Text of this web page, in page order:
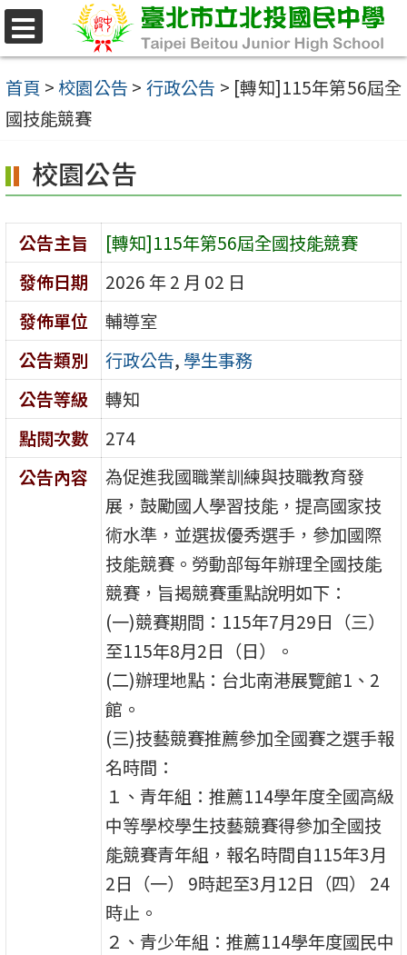
跳
至
主
要
容
區
首頁 >校園公告 > 行政公告 > [轉知]115年第56屆全
國技能競賽
校園公告
公告主旨
[轉知]115年第56屆全國技能競賽
發佈日期
2026 年 2 月 02 日
發佈單位
輔導室
公告類別
行政公告, 學生事務
公告等級
轉知
點閱次數
274
公告內容
為促進我國職業訓練與技職教育發
展，鼓勵國人學習技能，提高國家技
術水準，並選拔優秀選手，參加國際
技能競賽。勞動部每年辦理全國技能
競賽，旨揭競賽重點說明如下：
(一)競賽期間：115年7月29日（三）
至115年8月2日（日）。
(二)辦理地點：台北南港展覽館1、2
館。
(三)技藝競賽推薦參加全國賽之選手報
名時間：
１、青年組：推薦114學年度全國高級
中等學校學生技藝競賽得參加全國技
能競賽青年組，報名時間自115年3月
2日（一） 9時起至3月12日（四） 24
時止。
２、青少年組：推薦114學年度國民中
選
單